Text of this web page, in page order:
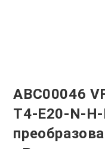
ABC00046
T4-E20-N-